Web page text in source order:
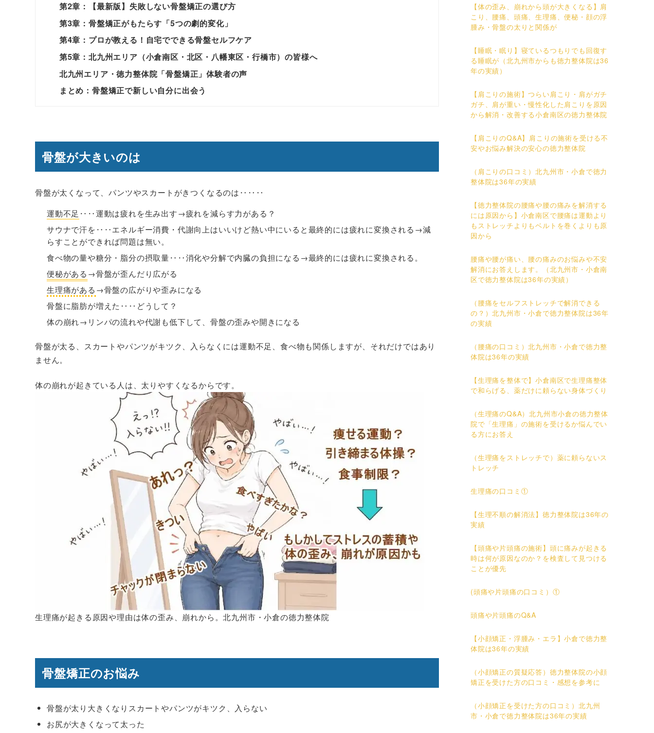
第2章：【最新版】失敗しない骨盤矯正の選び方
第3章：骨盤矯正がもたらす「5つの劇的変化」
第4章：プロが教える！自宅でできる骨盤セルフケア
第5章：北九州エリア（小倉南区・北区・八幡東区・行橋市）の皆様へ
北九州エリア・徳力整体院「骨盤矯正」体験者の声
まとめ：骨盤矯正で新しい自分に出会う
骨盤が大きいのは
骨盤が太くなって、パンツやスカートがきつくなるのは‥‥‥
運動不足 ‥‥運動は疲れを生み出す→疲れを減らす力がある？
サウナで汗を‥‥エネルギー消費・代謝向上はいいけど熱い中にいると最終的には疲れに変換される→減
らすことができれば問題は無い。
食べ物の量や糖分・脂分の摂取量‥‥消化や分解で内臓の負担になる→最終的には疲れに変換される。
便秘がある →骨盤が歪んだり広がる
生理痛がある →骨盤の広がりや歪みになる
骨盤に脂肪が増えた‥‥どうして？
体の崩れ→リンパの流れや代謝も低下して、骨盤の歪みや開きになる
骨盤が太る、スカートやパンツがキツク、入らなくには運動不足、食べ物も関係しますが、それだけではあり
ません。
体の崩れが起きている人は、太りやすくなるからです。
生理痛が起きる原因や理由は体の歪み、崩れから。北九州市・小倉の徳力整体院
骨盤矯正のお悩み
骨盤が太り大きくなりスカートやパンツがキツク、入らない
お尻が大きくなって太った
【体の歪み、崩れから頭が大きくなる】肩
こり、腰痛、頭痛、生理痛、便秘・顔の浮
腫み・骨盤の太りと関係が
【睡眠・眠り】寝ているつもりでも回復す
る睡眠が（北九州市からも徳力整体院は36
年の実績）
【肩こりの施術】つらい肩こり・肩がガチ
ガチ、肩が重い・慢性化した肩こりを原因
から解消・改善する小倉南区の徳力整体院
【肩こりのQ&A】肩こりの施術を受ける不
安やお悩み解決の安心の徳力整体院
（肩こりの口コミ）北九州市・小倉で徳力
整体院は36年の実績
【徳力整体院の腰痛や腰の痛みを解消する
には原因から】小倉南区で腰痛は運動より
もストレッチよりもベルトを巻くよりも原
因から
腰痛や腰が痛い、腰の痛みのお悩みや不安
解消にお答えします。（北九州市・小倉南
区で徳力整体院は36年の実績）
（腰痛をセルフストレッチで解消できる
の？）北九州市・小倉で徳力整体院は36年
の実績
（腰痛の口コミ）北九州市・小倉で徳力整
体院は36年の実績
【生理痛を整体で】小倉南区で生理痛整体
で和らげる、薬だけに頼らない身体づくり
（生理痛のQ&A）北九州市小倉の徳力整体
院で「生理痛」の施術を受けるか悩んでい
る方にお答え
（生理痛をストレッチで）薬に頼らないス
トレッチ
生理痛の口コミ①
【生理不順の解消法】徳力整体院は36年の
実績
【頭痛や片頭痛の施術】頭に痛みが起きる
時は何が原因なのか？を検査して見つける
ことが優先
(頭痛や片頭痛の口コミ）①
頭痛や片頭痛のQ&A
【小顔矯正・浮腫み・エラ】小倉で徳力整
体院は36年の実績
（小顔矯正の質疑応答）徳力整体院の小顔
矯正を受けた方の口コミ・感想を参考に
（小顔矯正を受けた方の口コミ）北九州
市・小倉で徳力整体院は36年の実績